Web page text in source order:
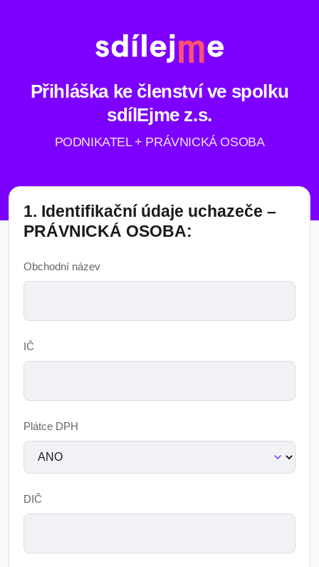
Přihláška ke členství ve spolku
sdílEjme z.s.
PODNIKATEL + PRÁVNICKÁ OSOBA
1. Identifikační údaje uchazeče –
PRÁVNICKÁ OSOBA:
Obchodní název
IČ
Plátce DPH
DIČ